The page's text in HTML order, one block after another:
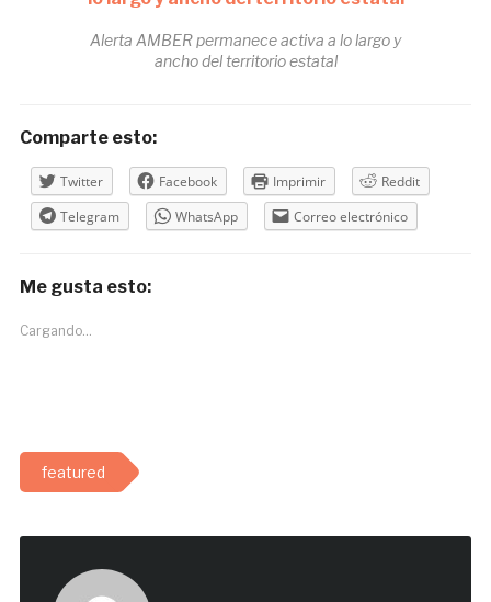
Alerta AMBER permanece activa a lo largo y
ancho del territorio estatal
Comparte esto:
Twitter Facebook Imprimir
Reddit
Telegram
WhatsApp Correo electrónico
Me gusta esto:
Cargando...
featured